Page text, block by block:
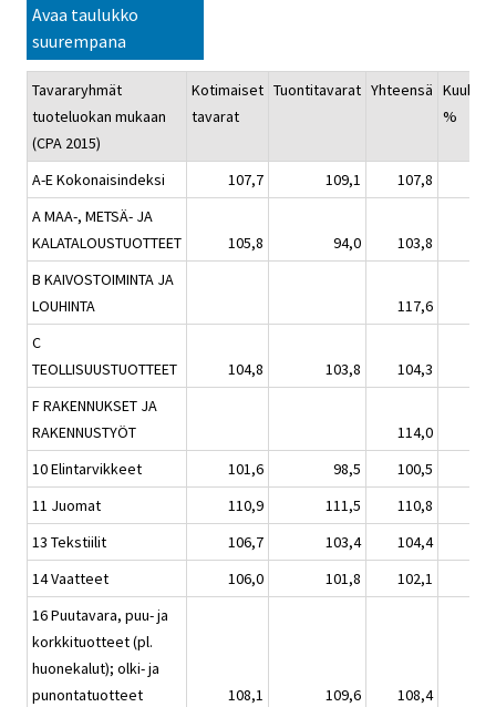
Avaa taulukko
suurempana
Tavararyhmät
tuoteluokan mukaan
(CPA 2015)
Kotimaiset
tavarat
Tuontitavarat Yhteensä
%
A-E Kokonaisindeksi 107,7 109,1
107,8
A MAA-, METSÄ- JA
KALATALOUSTUOTTEET
105,8 94,0
103,8
B KAIVOSTOIMINTA JA
LOUHINTA
117,6
C
TEOLLISUUSTUOTTEET
104,8 103,8
104,3
F RAKENNUKSET JA
RAKENNUSTYÖT
114,0
10 Elintarvikkeet
101,6 98,5
100,5
11 Juomat
110,9 111,5
110,8
13 Tekstiilit
106,7 103,4
104,4
14 Vaatteet
106,0 101,8
102,1
16 Puutavara, puu- ja
korkkituotteet (pl.
huonekalut); olki- ja
punontatuotteet
108,1 109,6
108,4